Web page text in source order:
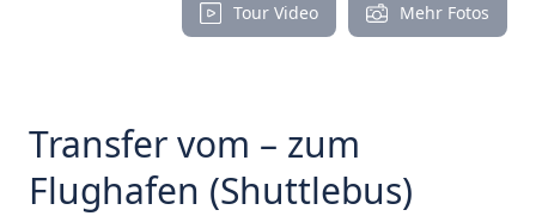
Tour Video Mehr Fotos
Transfer vom – zum
Flughafen (Shuttlebus)